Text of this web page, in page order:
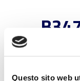
Questo sito web